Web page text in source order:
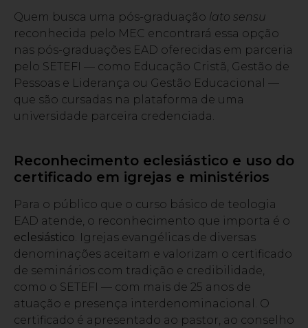
Quem busca uma pós-graduação lato sensu
reconhecida pelo MEC encontrará essa opção
nas pós-graduações EAD oferecidas em parceria
pelo SETEFI — como Educação Cristã, Gestão de
Pessoas e Liderança ou Gestão Educacional —
que são cursadas na plataforma de uma
universidade parceira credenciada.
Reconhecimento eclesiástico e uso do
certificado em igrejas e ministérios
Para o público que o curso básico de teologia
EAD atende, o reconhecimento que importa é o
eclesiástico. Igrejas evangélicas de diversas
denominações aceitam e valorizam o certificado
de seminários com tradição e credibilidade,
como o SETEFI — com mais de 25 anos de
atuação e presença interdenominacional. O
certificado é apresentado ao pastor, ao conselho